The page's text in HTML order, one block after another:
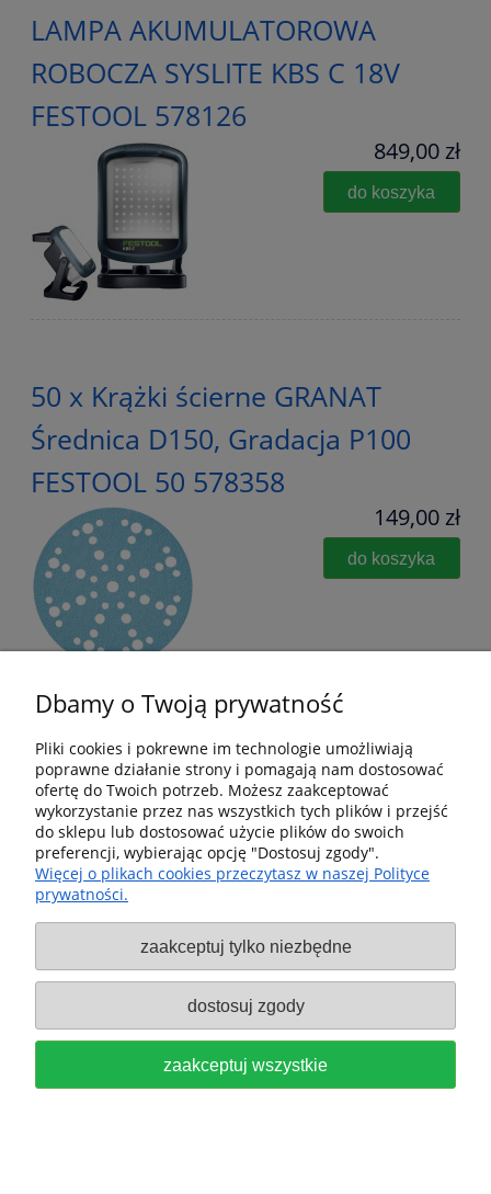
LAMPA AKUMULATOROWA
ROBOCZA SYSLITE KBS C 18V
FESTOOL 578126
849,00 zł
do koszyka
50 x Krążki ścierne GRANAT
Średnica D150, Gradacja P100
FESTOOL 50 578358
149,00 zł
do koszyka
PAPIER KRĄŻKEK ŚCIERNY
GRANAT ŚREDNICA D150,
GRDACJA P120, SZTUK 50
FESTOOL 578359
149,00 zł
do koszyka
Dbamy o Twoją prywatność
Pliki cookies i pokrewne im technologie umożliwiają
poprawne działanie strony i pomagają nam dostosować
ofertę do Twoich potrzeb. Możesz zaakceptować
wykorzystanie przez nas wszystkich tych plików i przejść
do sklepu lub dostosować użycie plików do swoich
preferencji, wybierając opcję "Dostosuj zgody".
Więcej o plikach cookies przeczytasz w naszej Polityce
prywatności.
zaakceptuj tylko niezbędne
dostosuj zgody
zaakceptuj wszystkie